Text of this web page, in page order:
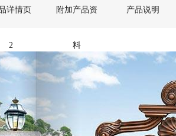
详情页
2
附加产品资
料
产品说明